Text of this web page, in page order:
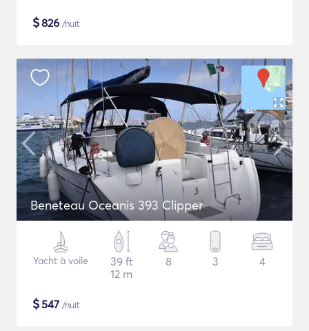
$826 /nuit
Beneteau Oceanis 393 Clipper
Yacht à voile
39 ft
12 m
8 3 4
$547 /nuit